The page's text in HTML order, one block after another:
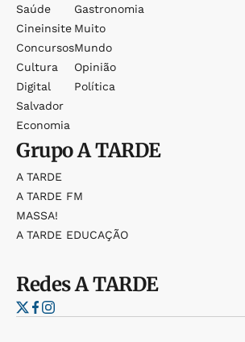
Saúde
Cineinsite
Concursos
Cultura
Digital
Salvador
Economia
Gastronomia
Muito
Mundo
Opinião
Política
GrupoA TARDE
A TARDE
A TARDE FM
MASSA!
A TARDE EDUCAÇÃO
RedesA TARDE